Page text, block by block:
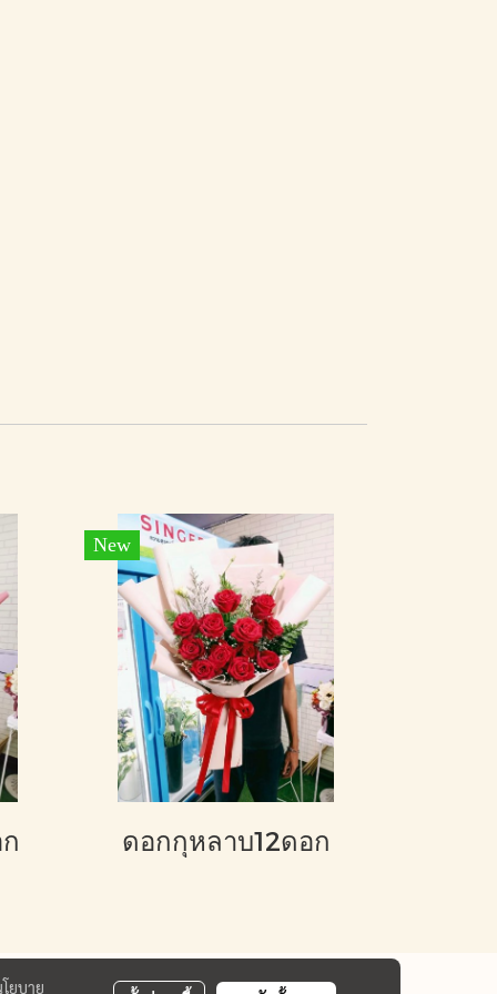
New
ดอกกุหลาบ12ดอก
ยบาย